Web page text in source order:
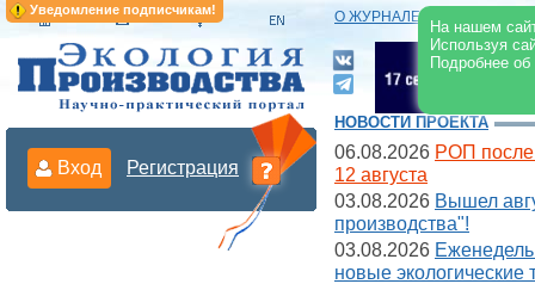
Уведомление подписчикам!
На нашем
Используя
Подробнее
О ЖУРНАЛЕ |
Вход Регистрация
НОВОСТИ ПРОЕКТА
06.08.2026 РОП после
12 августа
03.08.2026 Вышел
производства"!
03.08.2026
новые экологические